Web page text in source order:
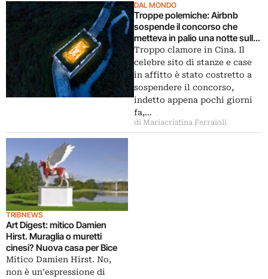
DAL MONDO
Troppe polemiche: Airbnb
sospende il concorso che
metteva in palio una notte sulla
Grande Muraglia
Troppo clamore in Cina. Il
celebre sito di stanze e case
in affitto è stato costretto a
sospendere il concorso,
indetto appena pochi giorni
fa,…
di Mariacristina Ferraioli
TRIBNEWS
Art Digest: mitico Damien
Hirst. Muraglia o muretti
cinesi? Nuova casa per Bice
Mitico Damien Hirst. No,
non è un’espressione di